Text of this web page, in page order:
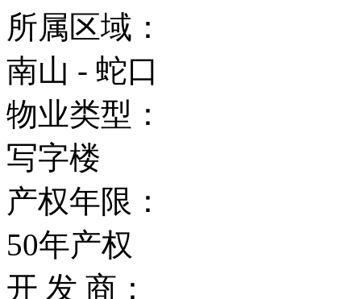
所属区域：
南山 - 蛇口
物业类型：
写字楼
产权年限：
50年产权
开 发 商：